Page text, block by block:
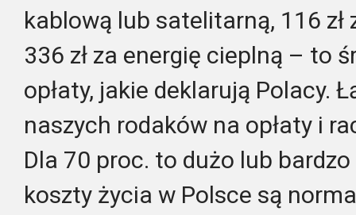
kablową lub satelitarną, 116 zł
336 zł za energię cieplną – to
opłaty, jakie deklarują Polacy.
naszych rodaków na opłaty i
Dla 70 proc. to dużo lub
koszty życia w Polsce są